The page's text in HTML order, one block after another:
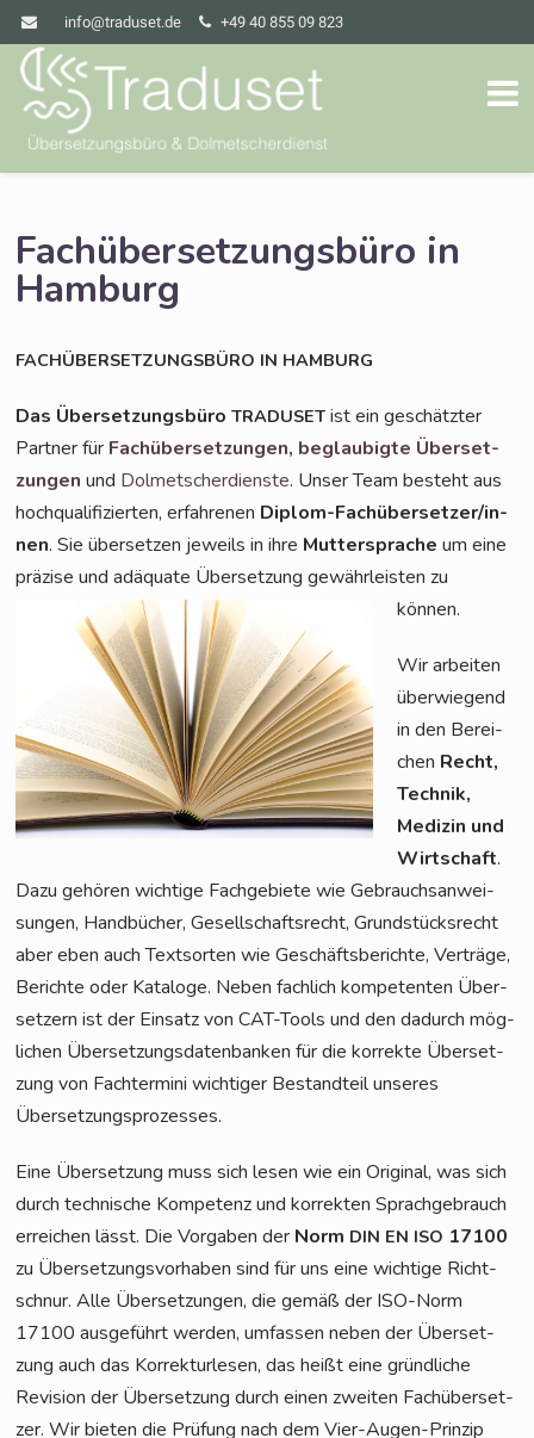
info@traduset.de +49 40 855 09 823
Fachübersetzungsbüro in
Hamburg
FACHÜBERSETZUNGSBÜRO IN HAMBURG
Das Über­set­zungs­bü­roTRADUSET ist ein geschätz­ter
Part­ner für Fach­über­set­zun­gen, beglau­big­te Über­set­
zun­gen und Dol­met­scher­diens­te. Unser Team besteht aus
hoch­qua­li­fi­zier­ten, erfah­re­nen Diplom-Fach­über­set­zer/in­
nen. Sie über­set­zen jeweils in ihre Mut­ter­spra­che um eine
prä­zi­se und adäqua­te Über­set­zung gewähr­leis­ten zu
können.
Wir arbei­ten
über­wie­gend
in den Berei­
chen Recht,
Tech­nik,
Medi­zin und
Wirt­schaft.
Dazu gehö­ren wich­ti­ge Fach­ge­bie­te wie Gebrauchs­an­wei­
sun­gen, Hand­bü­cher, Gesell­schafts­recht, Grund­stücks­recht
aber eben auch Text­sor­ten wie Geschäfts­be­rich­te, Ver­trä­ge,
Berich­te oder Kata­lo­ge. Neben fach­lich kom­pe­ten­ten Über­
set­zern ist der Ein­satz von CAT-Tools und den dadurch mög­
li­chen Über­set­zungs­da­ten­ban­ken für die kor­rek­te Über­set­
zung von Fach­ter­mi­ni wich­ti­ger Bestand­teil unse­res
Übersetzungsprozesses.
Eine Über­set­zung muss sich lesen wie ein Ori­gi­nal, was sich
durch tech­ni­sche Kom­pe­tenz und kor­rek­ten Sprach­ge­brauch
errei­chen lässt. Die Vor­ga­ben der Norm DIN EN ISO 17100
zu Über­set­zungs­vor­ha­ben sind für uns eine wich­ti­ge Richt­
schnur. Alle Über­set­zun­gen, die gemäß der ISO-Norm
17100 aus­ge­führt wer­den, umfas­sen neben der Über­set­
zung auch das Kor­rek­tur­le­sen, das heißt eine gründ­li­che
Revi­si­on der Über­set­zung durch einen zwei­ten Fach­über­set­
zer. Wir bie­ten die Prü­fung nach dem Vier-Augen-Prin­zip